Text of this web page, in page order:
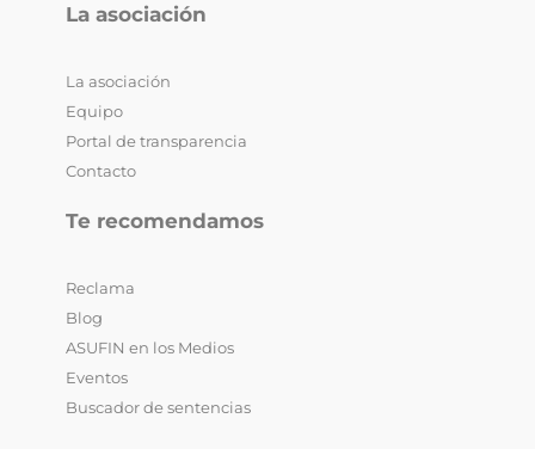
La asociación
La asociación
Equipo
Portal de transparencia
Contacto
Te recomendamos
Reclama
Blog
ASUFIN en los Medios
Eventos
Buscador de sentencias